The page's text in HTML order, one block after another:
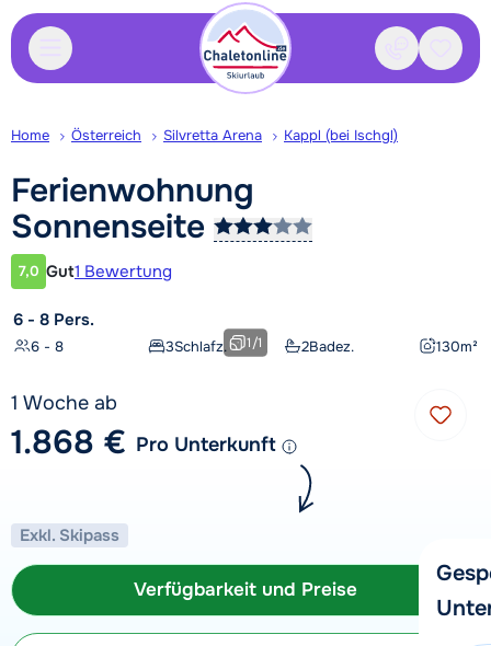
Kontakt
Home Österreich Silvretta Arena Kappl (bei Ischgl)
Ferienwohnung
Sonnenseite
Kundenbewertung
7,0 Gut1 Bewertung
6 - 8 Pers.
6 - 8 3Schlafz. 2Badez. 130m²
1/1
1 Woche ab
1.868 € Pro Unterkunft
Exkl. Skipass
Verfügbarkeit und Preise